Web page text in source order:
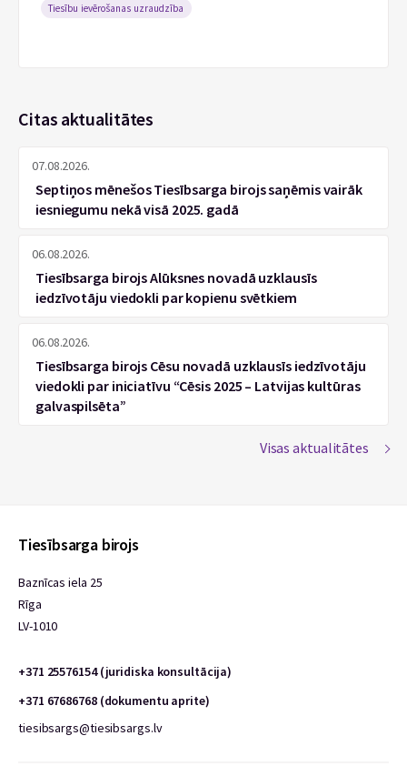
Tiesību ievērošanas uzraudzība
Citas aktualitātes
07.08.2026.
Septiņos mēnešos Tiesībsarga birojs saņēmis vairāk
iesniegumu nekā visā 2025. gadā
06.08.2026.
Tiesībsarga birojs Alūksnes novadā uzklausīs
iedzīvotāju viedokli par kopienu svētkiem
06.08.2026.
Tiesībsarga birojs Cēsu novadā uzklausīs iedzīvotāju
viedokli par iniciatīvu “Cēsis 2025 – Latvijas kultūras
galvaspilsēta”
Visas aktualitātes
Tiesībsarga birojs
Baznīcas iela 25
Rīga
LV-1010
+371 25576154 (juridiska konsultācija)
+371 67686768 (dokumentu aprite)
tiesibsargs@tiesibsargs.lv